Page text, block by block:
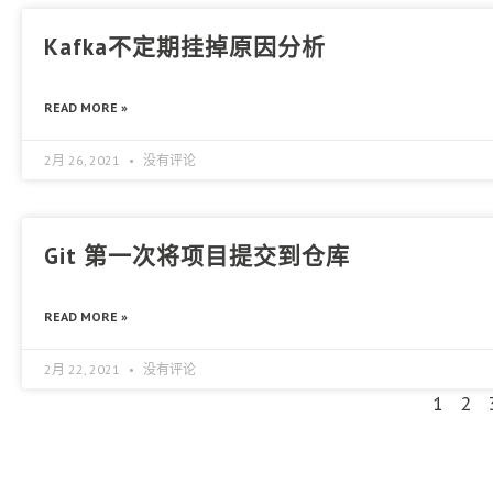
Kafka不定期挂掉原因分析
READ MORE »
2月 26, 2021 没有评论
Git 第一次将项目提交到仓库
READ MORE »
2月 22, 2021 没有评论
1 2